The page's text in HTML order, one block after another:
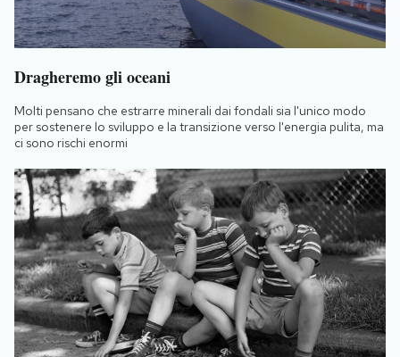
Dragheremo gli oceani
Molti pensano che estrarre minerali dai fondali sia l'unico modo
per sostenere lo sviluppo e la transizione verso l'energia pulita, ma
ci sono rischi enormi